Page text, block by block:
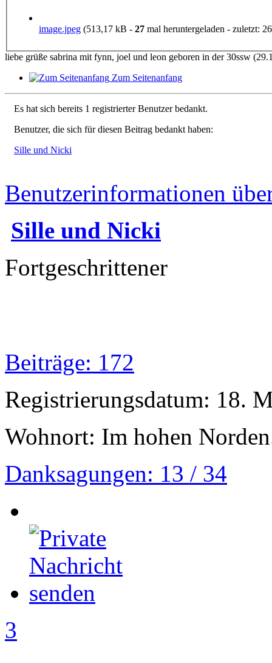
image.jpeg (513,17 kB - 27 mal heruntergeladen - zuletzt:
liebe grüße sabrina mit fynn, joel und leon geboren in der 30ssw
Zum Seitenanfang
Es hat sich bereits 1 registrierter Benutzer bedankt.
Benutzer, die sich für diesen Beitrag bedankt haben:
Sille und Nicki
Benutzerinformationen
Sille und Nicki
Fortgeschrittener
Beiträge: 172
Registrierungsdatum: 18.
Wohnort: Im hohen
Danksagungen: 13 / 34
3